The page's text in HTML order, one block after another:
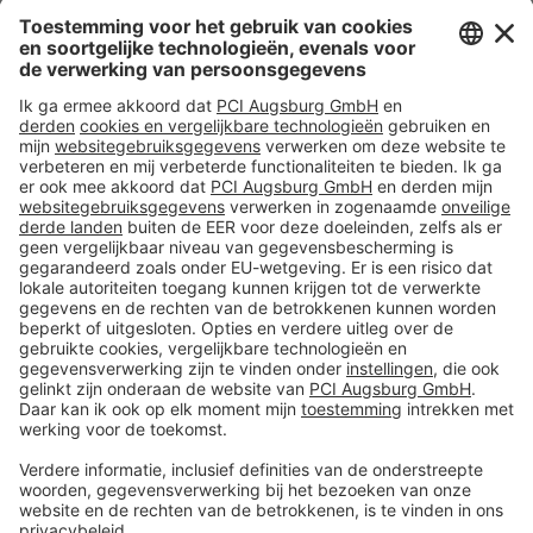
Volg ons op:
Producten
Toolbox
Over THOMSIT
Contact